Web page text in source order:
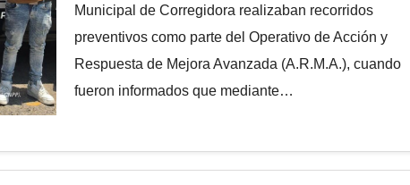
Municipal de Corregidora realizaban recorridos
preventivos como parte del Operativo de Acción y
Respuesta de Mejora Avanzada (A.R.M.A.), cuando
fueron informados que mediante…